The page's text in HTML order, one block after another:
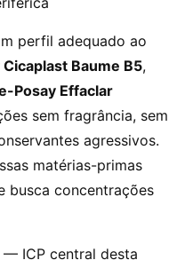
perfil adequado ao
Baume B5,
Posay Effaclar
sem fragrância, sem
agressivos.
matérias-primas
busca concentrações
— ICP central desta